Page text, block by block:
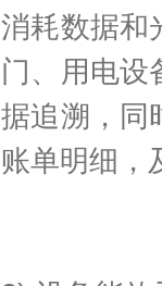
消耗数据和
门、用电设
据追溯，同
账单明细，